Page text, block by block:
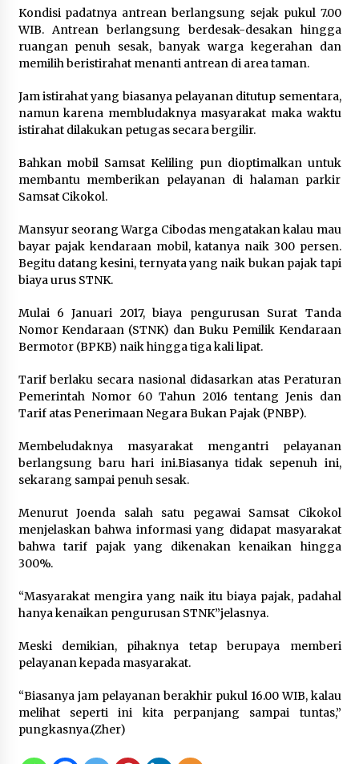
Persaudaraan Manusia, Megawati
Soekarnoputri Tegaskan
Kepemimpinan Perempuan Bukan
Dominasi, Tapi Merawat Dan
5 Agustus 2026
Jokowi Tetap Disambut Hangat di
Pengabdiannya Masih Dirasakan
Masyarakat
Respons Cepat Aduan Warga, Wali
Kota Serang Bantu Bedah Rumah
5 Agustus 2026
Berikan Penghargaan kepada
Pemenang Sayembara Logo HUT ke-
19 Kota Serang
Polres Cilegon Gelar Apel
Kebakaran Akibat Fenomena El Niño
5 Agustus 2026
Pemkot Cilegon Sampaikan
Rancangan KUA PPAS 2027,
5 Agustus 2026
Melalui Ikrar Napiter, Lapas Cilegon
Dorong Reintegrasi Sosial
Kondisi padatnya antrean berlangsung sejak pukul 7.00
WIB. Antrean berlangsung berdesak-desakan hingga
ruangan penuh sesak, banyak warga kegerahan dan
memilih beristirahat menanti antrean di area taman.
Jam istirahat yang biasanya pelayanan ditutup sementara,
namun karena membludaknya masyarakat maka waktu
istirahat dilakukan petugas secara bergilir.
Bahkan mobil Samsat Keliling pun dioptimalkan untuk
membantu memberikan pelayanan di halaman parkir
Samsat Cikokol.
Mansyur seorang Warga Cibodas mengatakan kalau mau
bayar pajak kendaraan mobil, katanya naik 300 persen.
Begitu datang kesini, ternyata yang naik bukan pajak tapi
biaya urus STNK.
Mulai 6 Januari 2017, biaya pengurusan Surat Tanda
Nomor Kendaraan (STNK) dan Buku Pemilik Kendaraan
Bermotor (BPKB) naik hingga tiga kali lipat.
Tarif berlaku secara nasional didasarkan atas Peraturan
Pemerintah Nomor 60 Tahun 2016 tentang Jenis dan
Tarif atas Penerimaan Negara Bukan Pajak (PNBP).
Membeludaknya masyarakat mengantri pelayanan
berlangsung baru hari ini.Biasanya tidak sepenuh ini,
sekarang sampai penuh sesak.
Menurut Joenda salah satu pegawai Samsat Cikokol
menjelaskan bahwa informasi yang didapat masyarakat
bahwa tarif pajak yang dikenakan kenaikan hingga
300%.
“Masyarakat mengira yang naik itu biaya pajak, padahal
hanya kenaikan pengurusan STNK”jelasnya.
Meski demikian, pihaknya tetap berupaya memberi
pelayanan kepada masyarakat.
“Biasanya jam pelayanan berakhir pukul 16.00 WIB, kalau
melihat seperti ini kita perpanjang sampai tuntas,”
pungkasnya.(Zher)